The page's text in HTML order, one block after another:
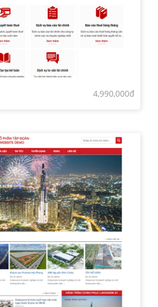
4,990,000đ